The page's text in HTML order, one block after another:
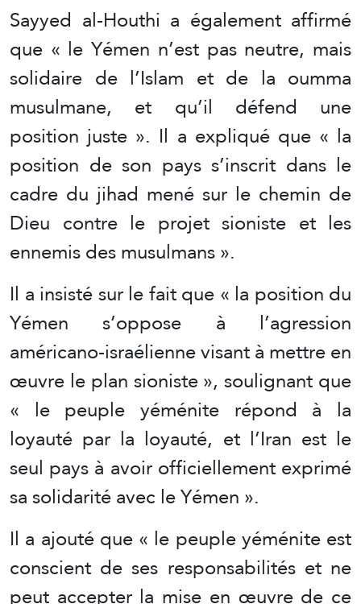
Sayyed al-Houthi a également affirmé
que « le Yémen n’est pas neutre, mais
solidaire de l’Islam et de la oumma
musulmane, et qu’il défend une
position juste ». Il a expliqué que « la
position de son pays s’inscrit dans le
cadre du jihad mené sur le chemin de
Dieu contre le projet sioniste et les
ennemis des musulmans ».
Il a insisté sur le fait que « la position du
Yémen s’oppose à l’agression
américano-israélienne visant à mettre en
œuvre le plan sioniste », soulignant que
« le peuple yéménite répond à la
loyauté par la loyauté, et l’Iran est le
seul pays à avoir officiellement exprimé
sa solidarité avec le Yémen ».
Il a ajouté que « le peuple yéménite est
conscient de ses responsabilités et ne
peut accepter la mise en œuvre de ce